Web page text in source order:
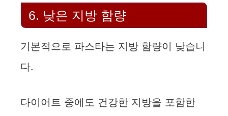
6. 낮은 지방 함량
기본적으로 파스타는 지방 함량이 낮습니
다.
다이어트 중에도 건강한 지방을 포함한